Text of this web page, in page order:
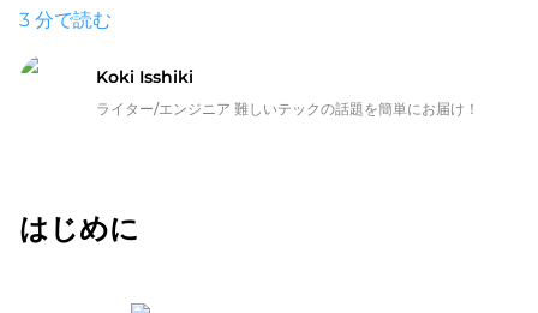
3 分で読む
Koki Isshiki
ライター/エンジニア 難しいテックの話題を簡単にお届け！
はじめに